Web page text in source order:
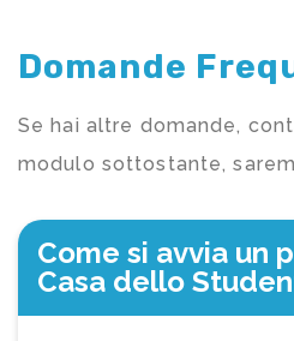
Domande
Se hai altre domande,
modulo sottostante,
Come si avvia un
Casa dello